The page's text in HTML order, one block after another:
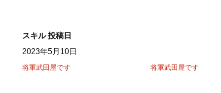
スキル 投稿日
2023年5月10日
将軍武田屋です 将軍武田屋です